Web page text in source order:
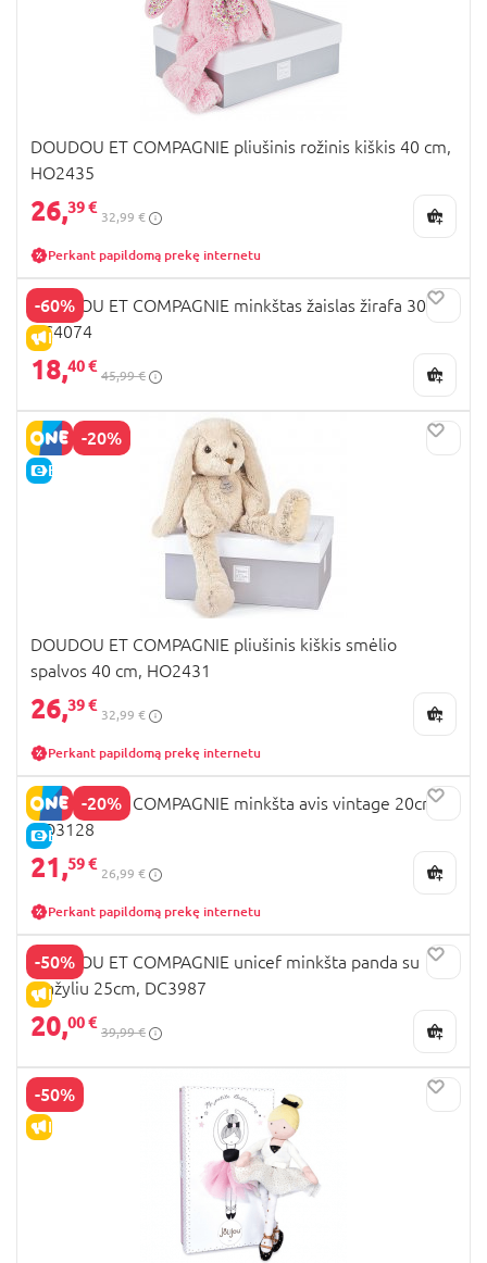
DOUDOU ET COMPAGNIE pliušinis rožinis kiškis 40 cm,
HO2435
26,39 €
32,99 €
Perkant papildomą prekę internetu
-60%
IŠPARDAVIMAS
DOUDOU ET COMPAGNIE minkštas žaislas žirafa 30cm,
DC4074
18,40 €
45,99 €
-20%
E-KAINA
DOUDOU ET COMPAGNIE pliušinis kiškis smėlio
spalvos 40 cm, HO2431
26,39 €
32,99 €
Perkant papildomą prekę internetu
-20%
E-KAINA
DOUDOU ET COMPAGNIE minkšta avis vintage 20cm,
HO3128
21,59 €
26,99 €
Perkant papildomą prekę internetu
-50%
IŠPARDAVIMAS
DOUDOU ET COMPAGNIE unicef minkšta panda su
mažyliu 25cm, DC3987
20,00 €
39,99 €
-50%
IŠPARDAVIMAS